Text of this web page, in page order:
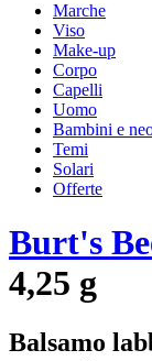
Marche
Viso
Make-up
Corpo
Capelli
Uomo
Bambini e
Temi
Solari
Offerte
Burt's
4,25 g
Balsamo